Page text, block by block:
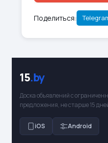
Поделиться:
15.by
Доска объявлений с
предложения, не старше 15
iOS Android